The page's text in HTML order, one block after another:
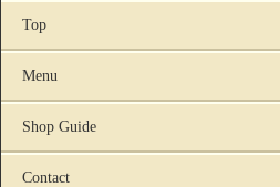
Top
Menu
Shop Guide
Contact